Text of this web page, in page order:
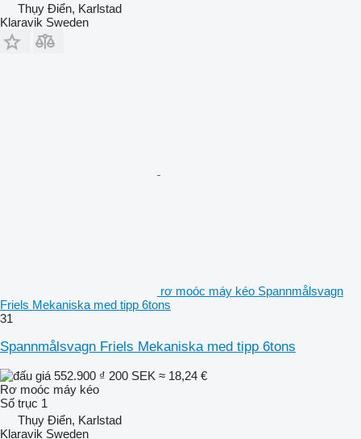
Thụy Điển, Karlstad
Klaravik Sweden
rơ moóc máy kéo Spannmålsvagn
Friels Mekaniska med tipp 6tons
31
Spannmålsvagn Friels Mekaniska med tipp 6tons
552.900 ₫ 200 SEK ≈ 18,24 €
Rơ moóc máy kéo
Số trục 1
Thụy Điển, Karlstad
Klaravik Sweden